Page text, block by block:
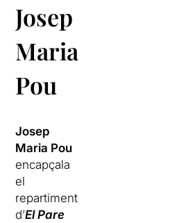
Josep
Maria
Pou
Josep
Maria Pou
encapçala
el
repartiment
d’El Pare